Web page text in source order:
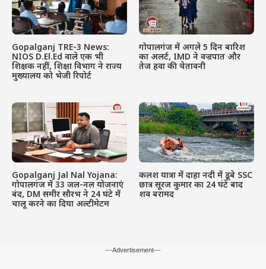
Gopalganj TRE-3 News:
NIOS D.El.Ed वाले एक भी
शिक्षक नहीं, शिक्षा विभाग ने राज्य
मुख्यालय को भेजी रिपोर्ट
गोपालगंज में अगले 5 दिन बारिश
का अलर्ट, IMD ने वज्रपात और
तेज हवा की चेतावनी
Gopalganj Jal Nal Yojana:
गोपालगंज में 33 जल-नल योजनाएं
बंद, DM समीर सौरभ ने 24 घंटे में
चालू करने का दिया अल्टीमेटम
कलश यात्रा में दाहा नदी में डूबे SSC
छात्र सूरज कुमार का 24 घंटे बाद
शव बरामद
---Advertisement---